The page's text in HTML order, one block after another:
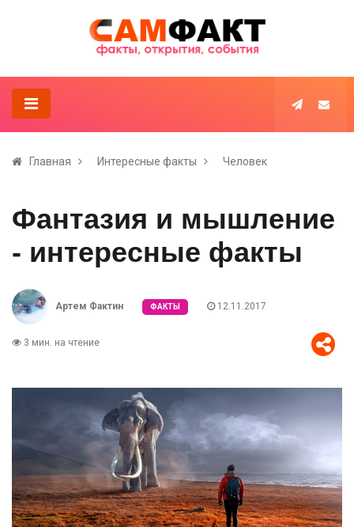
Главная Интересные факты Человек
Фантазия и мышление
- интересные факты
Артем Фактин ФАКТЫ 12.11.2017
3 мин. на чтение